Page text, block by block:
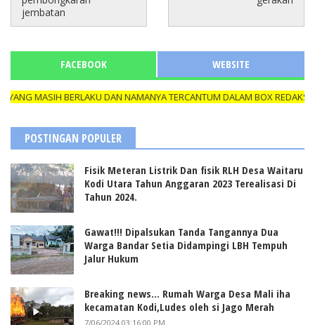
jembatan
FACEBOOK WEBSITE
MASIH BERLAKU DAN NAMANYA TERCANTUM DALAM BOX REDAKSI,
POSTINGAN POPULER
Fisik Meteran Listrik Dan fisik RLH Desa Waitaru
Kodi Utara Tahun Anggaran 2023 Terealisasi Di
Tahun 2024.
Gawat!!! Dipalsukan Tanda Tangannya Dua
Warga Bandar Setia Didampingi LBH Tempuh
Jalur Hukum
Breaking news... Rumah Warga Desa Mali iha
kecamatan Kodi,Ludes oleh si Jago Merah
7/06/2024 03:16:00 PM